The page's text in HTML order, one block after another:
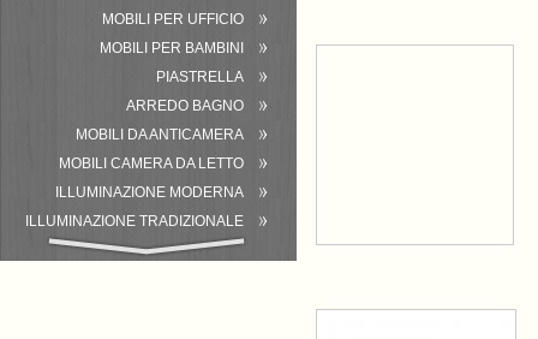
MOBILI PER UFFICIO
MOBILI PER BAMBINI
PIASTRELLA
ARREDO BAGNO
MOBILI DA ANTICAMERA
MOBILI CAMERA DA LETTO
ILLUMINAZIONE MODERNA
ILLUMINAZIONE TRADIZIONALE
ATTREZZATURA DEL BAGNO